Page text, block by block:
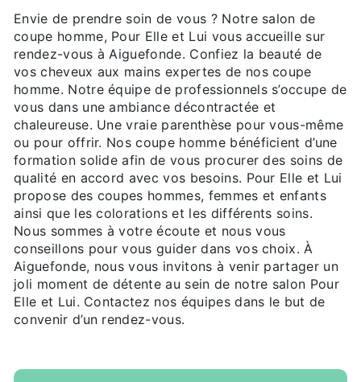
Envie de prendre soin de vous ? Notre salon de
coupe homme, Pour Elle et Lui vous accueille sur
rendez-vous à Aiguefonde. Confiez la beauté de
vos cheveux aux mains expertes de nos coupe
homme. Notre équipe de professionnels s’occupe de
vous dans une ambiance décontractée et
chaleureuse. Une vraie parenthèse pour vous-même
ou pour offrir. Nos coupe homme bénéficient d’une
formation solide afin de vous procurer des soins de
qualité en accord avec vos besoins. Pour Elle et Lui
propose des coupes hommes, femmes et enfants
ainsi que les colorations et les différents soins.
Nous sommes à votre écoute et nous vous
conseillons pour vous guider dans vos choix. À
Aiguefonde, nous vous invitons à venir partager un
joli moment de détente au sein de notre salon Pour
Elle et Lui. Contactez nos équipes dans le but de
convenir d’un rendez-vous.